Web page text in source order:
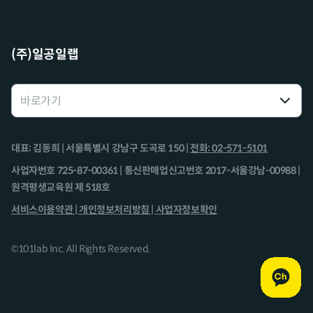
(주)일공일랩
대표: 김동희 | 서울특별시 강남구 도곡로 150 | 전화: 02-571-5101
사업자번호 725-87-00361 | 통신판매업신고번호 2017-서울강남-00988 |
원격평생교육원 제 518호
서비스이용약관 | 개인정보처리방침 | 사업자정보확인
©101lab Inc. All Rights Reserved.